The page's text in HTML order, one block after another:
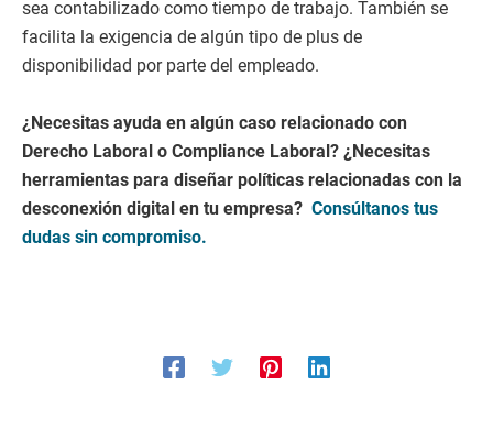
sea contabilizado como tiempo de trabajo. También se
facilita la exigencia de algún tipo de plus de
disponibilidad por parte del empleado.
¿Necesitas ayuda en algún caso relacionado con
Derecho Laboral o Compliance Laboral? ¿Necesitas
herramientas para diseñar políticas relacionadas con la
desconexión digital en tu empresa? Consúltanos tus
dudas sin compromiso.